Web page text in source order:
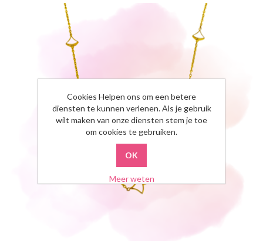
Cookies Helpen ons om een betere
diensten te kunnen verlenen. Als je gebruik
wilt maken van onze diensten stem je toe
om cookies te gebruiken.
Meer weten